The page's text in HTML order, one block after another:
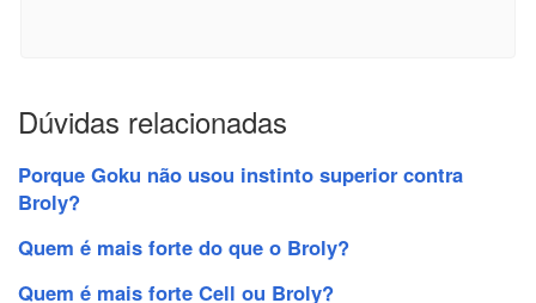
Dúvidas relacionadas
Porque Goku não usou instinto superior contra
Broly?
Quem é mais forte do que o Broly?
Quem é mais forte Cell ou Broly?